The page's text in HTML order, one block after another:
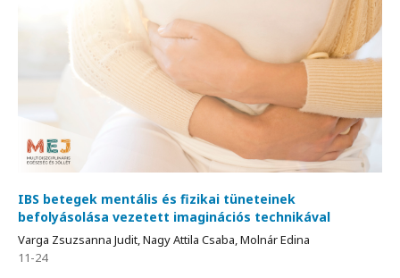
IBS betegek mentális és fizikai tüneteinek
befolyásolása vezetett imaginációs technikával
Varga Zsuzsanna Judit, Nagy Attila Csaba, Molnár Edina
11-24